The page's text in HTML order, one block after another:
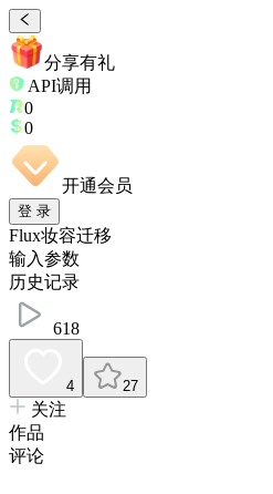
分享有礼
API调用
0
0
开通会员
登 录
Flux妆容迁移
输入参数
历史记录
618
4 27
关注
作品
评论